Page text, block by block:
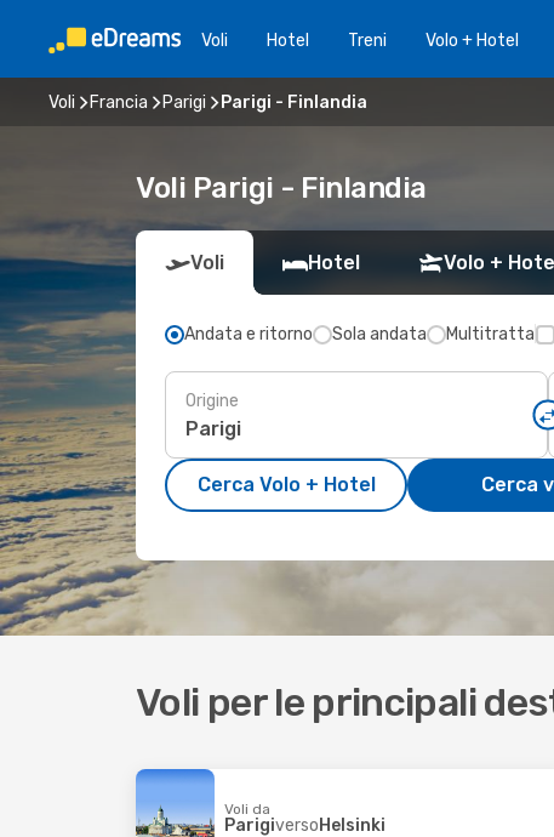
Voli Hotel Treni Volo + Hotel
Voli Francia Parigi Parigi - Finlandia
Voli Parigi - Finlandia
Voli Hotel Volo +
Andata e ritorno Sola andata Multitratta
Origine
Cerca Volo + Hotel Cerca
Voli per le principali
Voli da
ParigiversoHelsinki